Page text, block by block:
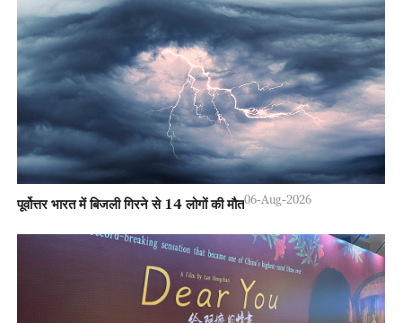
पूर्वोत्तर भारत में बिजली गिरने से 14 लोगों की मौत06-Aug-2026